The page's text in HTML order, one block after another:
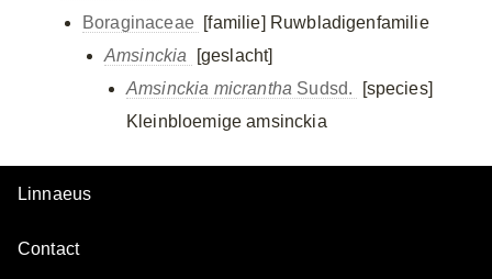
Boraginaceae [familie] Ruwbladigenfamilie
Amsinckia
[geslacht]
Amsinckia micrantha Sudsd.
[species]
Kleinbloemige amsinckia
Linnaeus
Contact